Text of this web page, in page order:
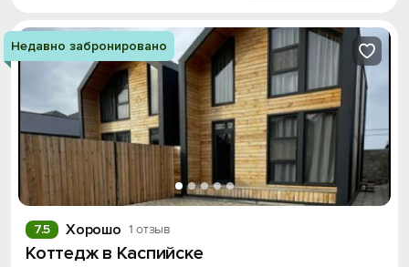
Недавно забронировано
Хорошо 1 отзыв
7.5
Коттедж в Каспийске